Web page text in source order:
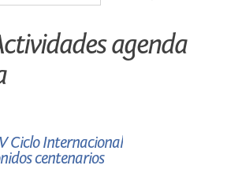
agenda
Ciclo Internacional
centenarios